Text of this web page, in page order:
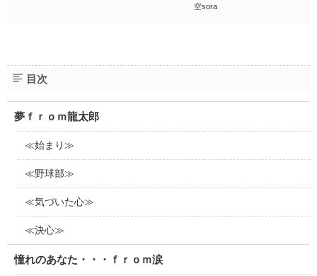
空sora
目次
夢ｆｒｏｍ龍太郎
≪始まり≫
≪野球部≫
≪気づいた心≫
≪決心≫
憧れのあなた・・・ｆｒｏｍ涙